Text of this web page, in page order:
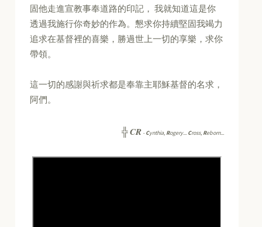
固他走進宣教事奉道路的印記， 我就知道這是你
透過我施行你奇妙的作為。懇求你持續堅固我竭力
追求在基督裡的喜樂，勝過世上一切的享樂，求你
帶領。
這一切的感謝與祈求都是奉靠主耶穌基督的名求，
阿們。
╬CR -Cynthia, Rogery... Cross, Reborn...